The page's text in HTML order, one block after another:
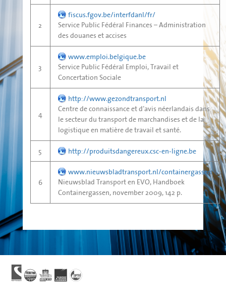
2
fiscus.fgov.be/interfdanl/fr/
Service Public Fédéral Finances – Administration
des douanes et accises
3
www.emploi.belgique.be
Service Public Fédéral Emploi, Travail et
Concertation Sociale
4
http://www.gezondtransport.nl
Centre de connaissance et d’avis néerlandais dans
le secteur du transport de marchandises et de la
logistique en matière de travail et santé.
5
http://produitsdangereux.csc-en-ligne.be
6
www.nieuwsbladtransport.nl/containergassen
Nieuwsblad Transport en EVO, Handboek
Containergassen, november 2009, 142 p.